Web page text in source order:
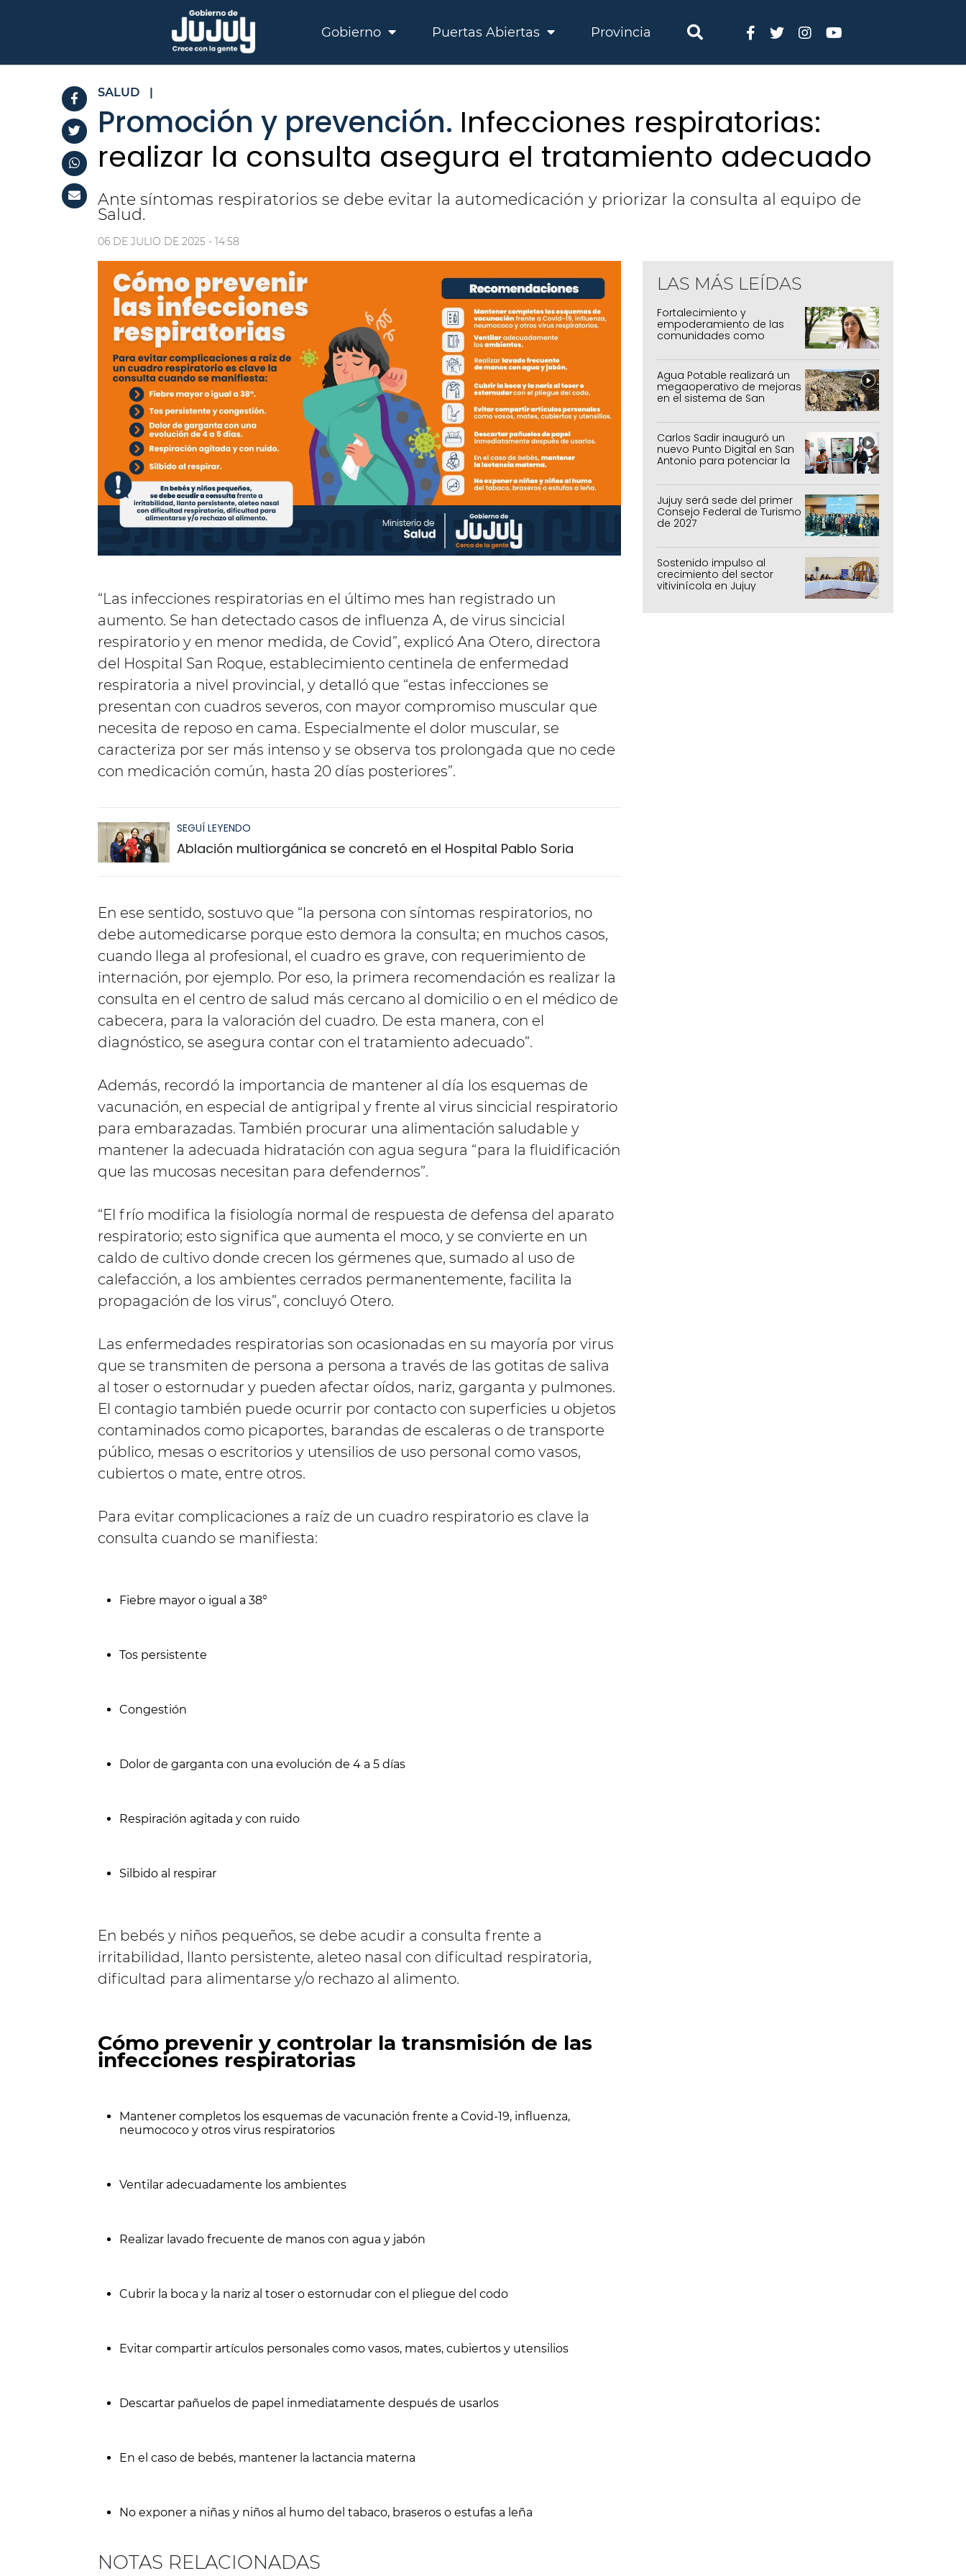
Gobierno Puertas Abiertas Provincia
SALUD |
Promoción y prevención. Infecciones respiratorias:
realizar la consulta asegura el tratamiento adecuado
Ante síntomas respiratorios se debe evitar la automedicación y priorizar la consulta al equipo de
Salud.
06 DE JULIO DE 2025 - 14:58
“Las infecciones respiratorias en el último mes han registrado un
aumento. Se han detectado casos de influenza A, de virus sincicial
respiratorio y en menor medida, de Covid”, explicó Ana Otero, directora
del Hospital San Roque, establecimiento centinela de enfermedad
respiratoria a nivel provincial, y detalló que “estas infecciones se
presentan con cuadros severos, con mayor compromiso muscular que
necesita de reposo en cama. Especialmente el dolor muscular, se
caracteriza por ser más intenso y se observa tos prolongada que no cede
con medicación común, hasta 20 días posteriores”.
SEGUÍ LEYENDO
Ablación multiorgánica se concretó en el Hospital Pablo Soria
En ese sentido, sostuvo que “la persona con síntomas respiratorios, no
debe automedicarse porque esto demora la consulta; en muchos casos,
cuando llega al profesional, el cuadro es grave, con requerimiento de
internación, por ejemplo. Por eso, la primera recomendación es realizar la
consulta en el centro de salud más cercano al domicilio o en el médico de
cabecera, para la valoración del cuadro. De esta manera, con el
diagnóstico, se asegura contar con el tratamiento adecuado”.
Además, recordó la importancia de mantener al día los esquemas de
vacunación, en especial de antigripal y frente al virus sincicial respiratorio
para embarazadas. También procurar una alimentación saludable y
mantener la adecuada hidratación con agua segura “para la fluidificación
que las mucosas necesitan para defendernos”.
“El frío modifica la fisiología normal de respuesta de defensa del aparato
respiratorio; esto significa que aumenta el moco, y se convierte en un
caldo de cultivo donde crecen los gérmenes que, sumado al uso de
calefacción, a los ambientes cerrados permanentemente, facilita la
propagación de los virus”, concluyó Otero.
Las enfermedades respiratorias son ocasionadas en su mayoría por virus
que se transmiten de persona a persona a través de las gotitas de saliva
al toser o estornudar y pueden afectar oídos, nariz, garganta y pulmones.
El contagio también puede ocurrir por contacto con superficies u objetos
contaminados como picaportes, barandas de escaleras o de transporte
público, mesas o escritorios y utensilios de uso personal como vasos,
cubiertos o mate, entre otros.
Para evitar complicaciones a raíz de un cuadro respiratorio es clave la
consulta cuando se manifiesta:
Fiebre mayor o igual a 38°
Tos persistente
Congestión
Dolor de garganta con una evolución de 4 a 5 días
Respiración agitada y con ruido
Silbido al respirar
En bebés y niños pequeños, se debe acudir a consulta frente a
irritabilidad, llanto persistente, aleteo nasal con dificultad respiratoria,
dificultad para alimentarse y/o rechazo al alimento.
Cómo prevenir y controlar la transmisión de las
infecciones respiratorias
Mantener completos los esquemas de vacunación frente a Covid-19, influenza,
neumococo y otros virus respiratorios
Ventilar adecuadamente los ambientes
Realizar lavado frecuente de manos con agua y jabón
Cubrir la boca y la nariz al toser o estornudar con el pliegue del codo
Evitar compartir artículos personales como vasos, mates, cubiertos y utensilios
Descartar pañuelos de papel inmediatamente después de usarlos
En el caso de bebés, mantener la lactancia materna
No exponer a niñas y niños al humo del tabaco, braseros o estufas a leña
LAS MÁS LEÍDAS
Fortalecimiento y
empoderamiento de las
comunidades como
Agua Potable realizará un
megaoperativo de mejoras
en el sistema de San
Carlos Sadir inauguró un
nuevo Punto Digital en San
Antonio para potenciar la
inclusión tecnológica
Jujuy será sede del primer
Consejo Federal de Turismo
de 2027
Sostenido impulso al
crecimiento del sector
vitivinícola en Jujuy
NOTAS RELACIONADAS